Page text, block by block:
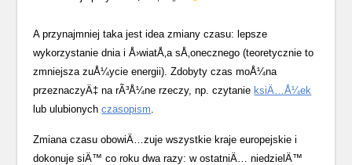
A przynajmniej taka jest idea zmiany czasu: lepsze
wykorzystanie dnia i Å›wiatÅ‚a sÅ‚onecznego (teoretycznie to
zmniejsza zuÅ¼ycie energii). Zdobyty czas moÅ¼na
przeznaczyÄ‡ na rÃ³Å¼ne rzeczy, np. czytanie ksiÄ…Å¼ek
lub ulubionychczasopism.
Zmiana czasu obowiÄ…zuje wszystkie kraje europejskie i
dokonuje siÄ™ co roku dwa razy: w ostatniÄ… niedzielÄ™